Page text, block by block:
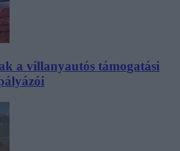
a villanyautós támogatási